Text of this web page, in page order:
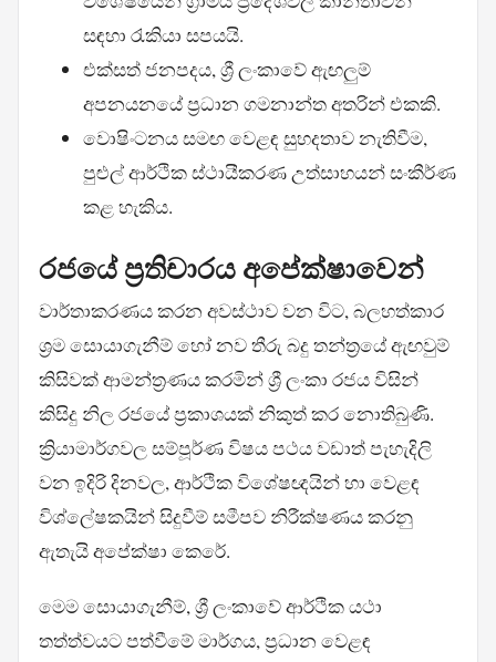
සඳහා රැකියා සපයයි.
එක්සත් ජනපදය, ශ්‍රී ලංකාවේ ඇඟලුම්
අපනයනයේ ප්‍රධාන ගමනාන්ත අතරින් එකකි.
වොෂිංටනය සමඟ වෙළඳ සුහදතාව නැතිවීම,
පුළුල් ආර්ථික ස්ථායීකරණ උත්සාහයන් සංකීර්ණ
කළ හැකිය.
රජයේ ප්‍රතිචාරය අපේක්ෂාවෙන්
වාර්තාකරණය කරන අවස්ථාව වන විට, බලහත්කාර
ශ්‍රම සොයාගැනීම් හෝ නව තීරු බදු තන්ත්‍රයේ ඇඟවුම්
කිසිවක් ආමන්ත්‍රණය කරමින් ශ්‍රී ලංකා රජය විසින්
කිසිදු නිල රජයේ ප්‍රකාශයක් නිකුත් කර නොතිබුණි.
ක්‍රියාමාර්ගවල සම්පූර්ණ විෂය පථය වඩාත් පැහැදිලි
වන ඉදිරි දිනවල, ආර්ථික විශේෂඥයින් හා වෙළඳ
විශ්ලේෂකයින් සිදුවීම් සමීපව නිරීක්ෂණය කරනු
ඇතැයි අපේක්ෂා කෙරේ.
මෙම සොයාගැනීම්, ශ්‍රී ලංකාවේ ආර්ථික යථා
තත්ත්වයට පත්වීමේ මාර්ගය, ප්‍රධාන වෙළඳ